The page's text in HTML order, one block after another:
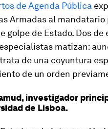
de Agenda Pública
Armadas al
golpe de Estado. Dos
matizan:
de una coyuntura
de un orden
investigador
de Lisboa.